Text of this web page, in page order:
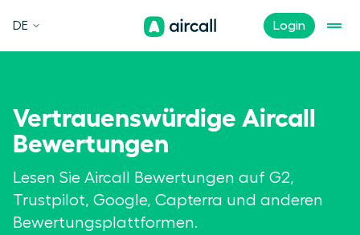
Login
DE
Vertrauenswürdige Aircall
Bewertungen
Lesen Sie Aircall Bewertungen auf G2,
Trustpilot, Google, Capterra und anderen
Bewertungsplattformen.